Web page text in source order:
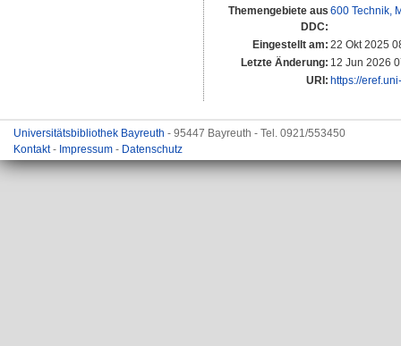
Themengebiete aus
DDC:
600 Technik,
Eingestellt am: 22 Okt 2025
Letzte Änderung: 12 Jun 2026
URI: https://
Universitätsbibliothek Bayreuth - 95447 Bayreuth - Tel. 0921/553450
Kontakt- Impressum - Datenschutz